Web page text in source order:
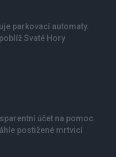
parkovací automaty.
Svaté Hory
účet na pomoc
postižené mrtvicí